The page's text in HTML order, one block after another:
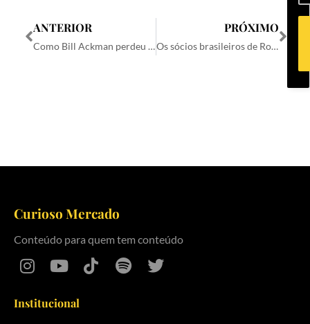
ANTERIOR
Como Bill Ackman perdeu US$ 4 bilhões em um investimento
PRÓXIMO
Os sócios brasileiros de Roger Federer na On Running
Curioso Mercado
Conteúdo para quem tem conteúdo
Institucional